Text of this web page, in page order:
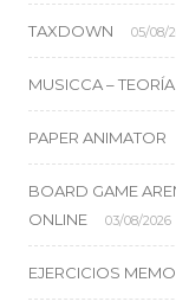
TAXDOWN 05/08/
MUSICCA –
PAPER ANIMATOR
BOARD GAME
ONLINE
03/08/2026
EJERCICIOS